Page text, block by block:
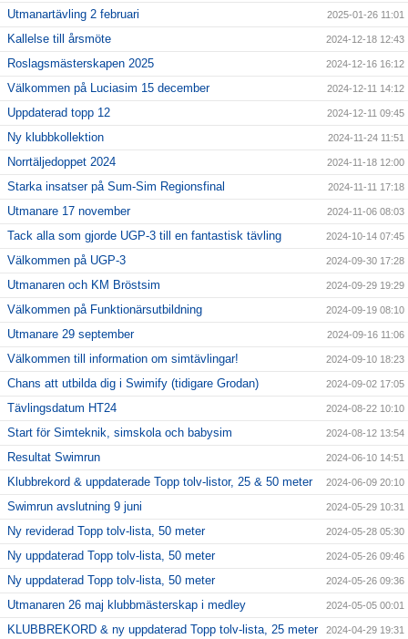
Utmanartävling 2 februari 2025-01-26 11:01
Kallelse till årsmöte 2024-12-18 12:43
Roslagsmästerskapen 2025 2024-12-16 16:12
Välkommen på Luciasim 15 december 2024-12-11 14:12
Uppdaterad topp 12 2024-12-11 09:45
Ny klubbkollektion 2024-11-24 11:51
Norrtäljedoppet 2024 2024-11-18 12:00
Starka insatser på Sum-Sim Regionsfinal 2024-11-11 17:18
Utmanare 17 november 2024-11-06 08:03
Tack alla som gjorde UGP-3 till en fantastisk tävling 2024-10-14 07:45
Välkommen på UGP-3 2024-09-30 17:28
Utmanaren och KM Bröstsim 2024-09-29 19:29
Välkommen på Funktionärsutbildning 2024-09-19 08:10
Utmanare 29 september 2024-09-16 11:06
Välkommen till information om simtävlingar! 2024-09-10 18:23
Chans att utbilda dig i Swimify (tidigare Grodan) 2024-09-02 17:05
Tävlingsdatum HT24 2024-08-22 10:10
Start för Simteknik, simskola och babysim 2024-08-12 13:54
Resultat Swimrun 2024-06-10 14:51
Klubbrekord & uppdaterade Topp tolv-listor, 25 & 50 meter 2024-06-09 20:10
Swimrun avslutning 9 juni 2024-05-29 10:31
Ny reviderad Topp tolv-lista, 50 meter 2024-05-28 05:30
Ny uppdaterad Topp tolv-lista, 50 meter 2024-05-26 09:46
Ny uppdaterad Topp tolv-lista, 50 meter 2024-05-26 09:36
Utmanaren 26 maj klubbmästerskap i medley 2024-05-05 00:01
KLUBBREKORD & ny uppdaterad Topp tolv-lista, 25 meter 2024-04-29 19:31